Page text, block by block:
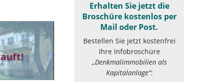
Erhalten Sie jetzt die
Broschüre kostenlos per
Mail oder Post.
Bestellen Sie jetzt kostenfrei
Ihre Infobroschüre
„Denkmalimmobilien als
Kapitalanlage”: